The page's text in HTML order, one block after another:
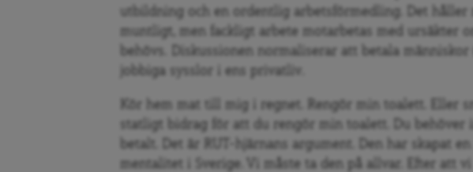
utbildning och en ordentlig arbetsförmedling. Det h
åller
muntligt, men fackligt arbete motarbetas med ursäkter
behö vs.
Diskussionen normaliserar att betala
jobbiga sysslor
i ens privatliv
Kör hem mat till mig i regnet. Rengör min toalett. Eller
statligt bidrag för att du rengör min toalett. Du behöver
betalt. Det är RUT-hjärnans argument. Den har skapat en
mentalitet i Sverige. Vi måste ta den på allvar. Efter att